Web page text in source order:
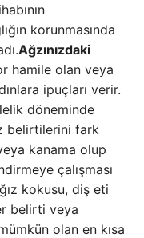
korunmasında
Ağzınızdaki
hamile olan veya
ipuçları verir.
döneminde
belirtilerini fark
kanama olup
çalışması
kokusu, diş eti
belirti veya
olan en kısa